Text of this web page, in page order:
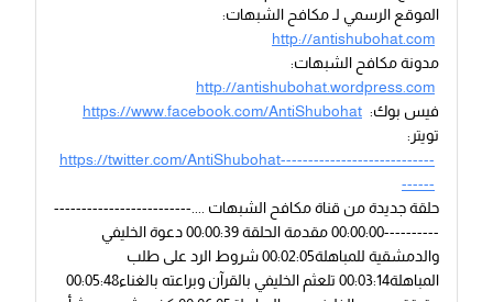
الموقع الرسمي لـ مكافح الشبهات:
http://antishubohat.com
مدونة مكافح الشبهات:
http://antishubohat.wordpress.com
فيس بوك: https://www.facebook.com/AntiShubohat
تويتر:
https://twitter.com/AntiShubohat----------------------------
------
حلقة جديدة من قناة مكافح الشبهات ....-------------------------
----------00:00:00 مقدمة الحلقة 00:00:39 دعوة الخليفي
والدمشقية للمباهلة00:02:05 شروط الرد على طلب
المباهلة00:03:14 تلعثم الخليفي بالقرآن وبراعته بالغناء00:05:48